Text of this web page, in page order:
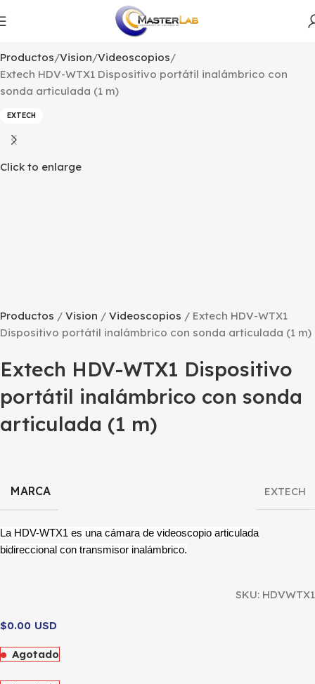
Productos Vision Videoscopios
Extech HDV-WTX1 Dispositivo portátil inalámbrico con
sonda articulada (1 m)
EXTECH
Click to enlarge
Productos Vision Videoscopios
Extech HDV-WTX1
Dispositivo portátil inalámbrico con sonda articulada (1 m)
Extech HDV-WTX1 Dispositivo
portátil inalámbrico con sonda
articulada (1 m)
MARCA EXTECH
La HDV-WTX1 es una cámara de videoscopio articulada
bidireccional con transmisor inalámbrico.
SKU: HDVWTX1
$0.00 USD
Agotado